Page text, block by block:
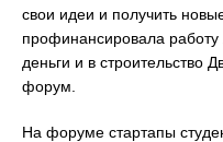
свои идеи и получить
профинансировала работу
деньги и в строительство
форум.
На форуме стартапы